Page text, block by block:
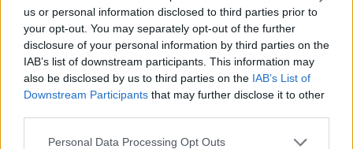
us or personal information disclosed to third parties prior to
your opt-out. You may separately opt-out of the further
disclosure of your personal information by third parties on the
IAB’s list of downstream participants. This information may
also be disclosed by us to third parties on the IAB’s List of
Downstream Participants that may further disclose it to other
Personal Data Processing Opt Outs
kötvény-, nyersanyag- és kriptopiacokon, és hogyan
érdemes portfóliót építeni egy gyorsan változó...
KEDVES OLVASÓNK!
A keresett cikk a portfolio.hu hírarchívumához
tartozik, melynek olvasása előfizetéses